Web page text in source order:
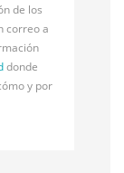
de los
correo a
donde
y por